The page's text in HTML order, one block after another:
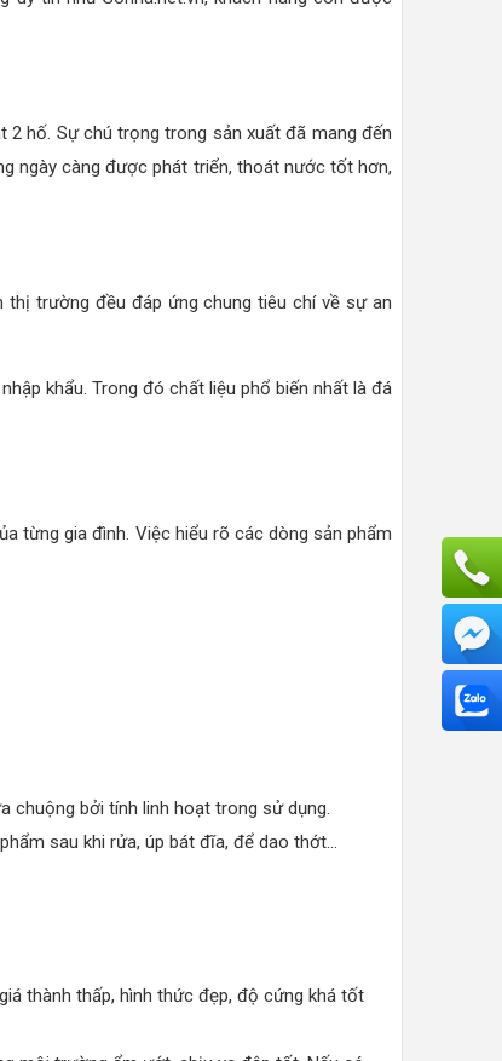
hố. Sự chú trọng trong sản xuất đã mang đến
ngày càng được phát triển, thoát nước tốt hơn,
thị trường đều đáp ứng chung tiêu chí về sự an
khẩu. Trong đó chất liệu phổ biến nhất là đá
từng gia đình. Việc hiểu rõ các dòng sản phẩm
chuộng bởi tính linh hoạt trong sử dụng.
sau khi rửa, úp bát đĩa, để dao thớt...
thành thấp, hình thức đẹp, độ cứng khá tốt